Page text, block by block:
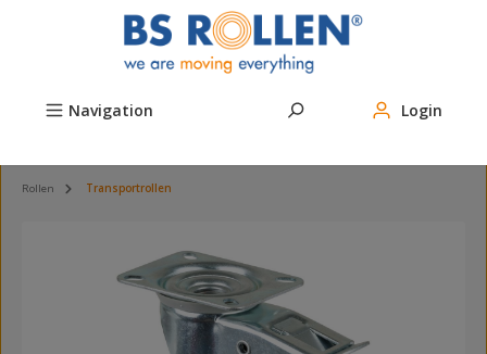
Zum Hauptinhalt springen
Navigation Login
Rollen Transportrollen
Bildergalerie überspringen